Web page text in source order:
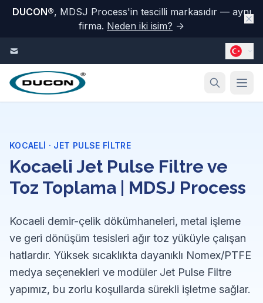
DUCON®, MDSJ Process'in tescilli markasıdır — aynı
firma. Neden iki isim? →
KOCAELI · JET PULSE FILTRE
Kocaeli Jet Pulse Filtre ve
Toz Toplama | MDSJ Process
Kocaeli demir-çelik dökümhaneleri, metal işleme
ve geri dönüşüm tesisleri ağır toz yüküyle çalışan
hatlardır. Yüksek sıcaklıkta dayanıklı Nomex/PTFE
medya seçenekleri ve modüler Jet Pulse Filtre
yapımız, bu zorlu koşullarda sürekli işletme sağlar.